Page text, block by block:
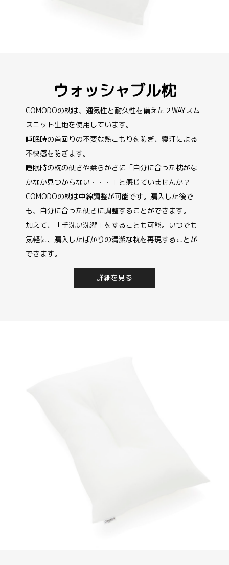
ウォッシャブル枕
COMODOの枕は、通気性と耐久性を備えた２WAYスム
スニット生地を使用しています。
睡眠時の首回りの不要な熱こもりを防ぎ、寝汗による
不快感を防ぎます。
睡眠時の枕の硬さや柔らかさに「自分に合った枕がな
かなか見つからない・・・」と感じていませんか？
COMODOの枕は中綿調整が可能です。購入した後で
も、自分に合った硬さに調整することができます。
加えて、「手洗い洗濯」をすることも可能。いつでも
気軽に、購入したばかりの清潔な枕を再現することが
できます。
詳細を見る